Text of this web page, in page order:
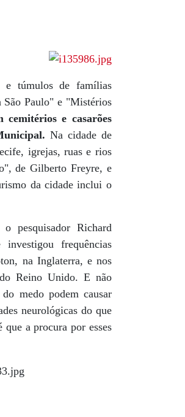
e túmulos de famílias
São Paulo" e "Mistérios
e casarões
Na cidade de
igrejas, ruas e rios
de Gilberto Freyre, e
da cidade inclui o
pesquisador Richard
frequências
na Inglaterra, e nos
Reino Unido. E não
medo podem causar
neurológicas do que
a procura por esses